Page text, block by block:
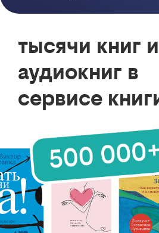
тысячи книг и
аудиокниг в
сервисе